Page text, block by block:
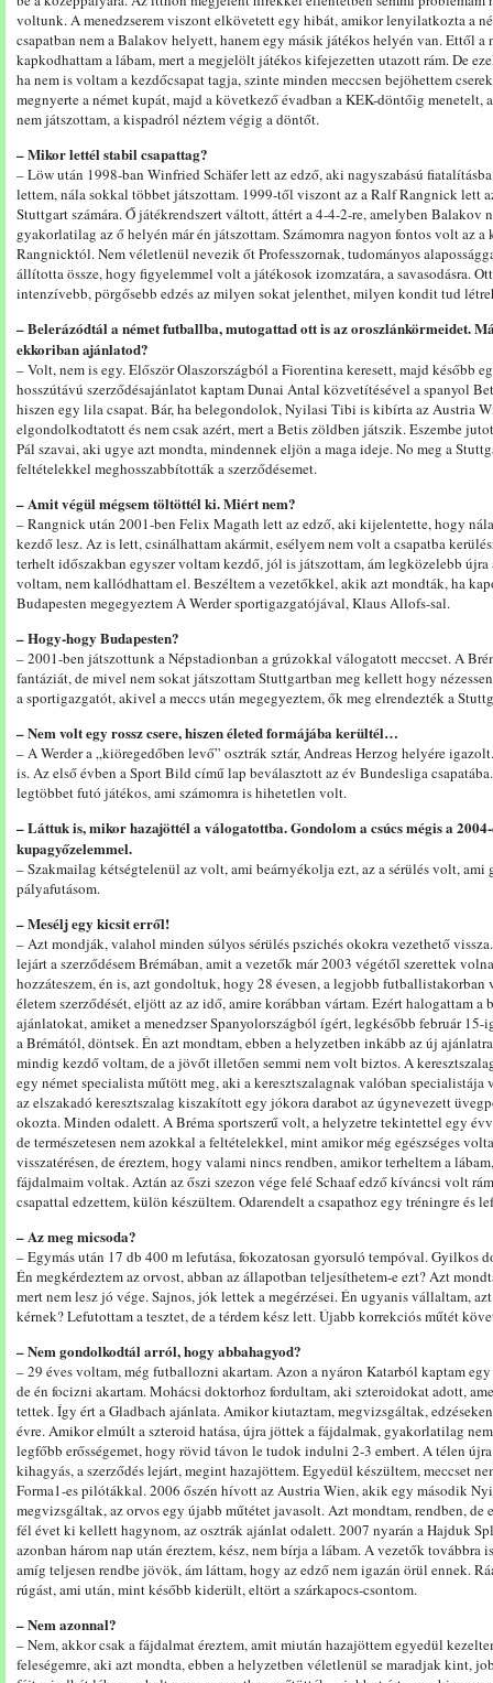
voltunk. A menedzserem viszont elkövetett egy hibát, amikor lenyilatkozta a
csapatban nem a Balakov helyett, hanem egy másik játékos helyén van. Ettől
kapkodhattam a lábam, mert a megjelölt játékos kifejezetten utazott rám. De
ha nem is voltam a kezdőcsapat tagja, szinte minden meccsen bejöhettem
megnyerte a német kupát, majd a következő évadban a KEK-döntőig menetelt,
nem játszottam, a kispadról néztem végig a döntőt.
– Mikor lettél stabil csapattag?
– Löw után 1998-ban Winfried Schäfer lett az edző, aki nagyszabású
lettem, nála sokkal többet játszottam. 1999-től viszont az a Ralf Rangnick lett
Stuttgart számára. Ő játékrendszert váltott, áttért a 4-4-2-re, amelyben Balakov
gyakorlatilag az ő helyén már én játszottam. Számomra nagyon fontos volt az
Rangnicktól. Nem véletlenül nevezik őt Professzornak, tudományos
állította össze, hogy figyelemmel volt a játékosok izomzatára, a savasodásra.
intenzívebb, pörgősebb edzés az milyen sokat jelenthet, milyen kondit tud
– Belerázódtál a német futballba, mutogattad ott is az oroszlánkörmeidet.
ekkoriban ajánlatod?
– Volt, nem is egy. Először Olaszországból a Fiorentina keresett, majd később
hosszútávú szerződésajánlatot kaptam Dunai Antal közvetítésével a spanyol
hiszen egy lila csapat. Bár, ha belegondolok, Nyilasi Tibi is kibírta az Austria
elgondolkodtatott és nem csak azért, mert a Betis zöldben játszik. Eszembe
Pál szavai, aki ugye azt mondta, mindennek eljön a maga ideje. No meg a
feltételekkel meghosszabbították a szerződésemet.
– Amit végül mégsem töltöttél ki. Miért nem?
– Rangnick után 2001-ben Felix Magath lett az edző, aki kijelentette, hogy
kezdő lesz. Az is lett, csinálhattam akármit, esélyem nem volt a csapatba
terhelt időszakban egyszer voltam kezdő, jól is játszottam, ám legközelebb
voltam, nem kallódhattam el. Beszéltem a vezetőkkel, akik azt mondták, ha
Budapesten megegyeztem A Werder sportigazgatójával, Klaus Allofs-sal.
– Hogy-hogy Budapesten?
– 2001-ben játszottunk a Népstadionban a grúzokkal válogatott meccset. A
fantáziát, de mivel nem sokat játszottam Stuttgartban meg kellett hogy
a sportigazgatót, akivel a meccs után megegyeztem, ők meg elrendezték a
– Nem volt egy rossz csere, hiszen életed formájába kerültél…
– A Werder a „kiöregedőben levő” osztrák sztár, Andreas Herzog helyére
is. Az első évben a Sport Bild című lap beválasztott az év Bundesliga
legtöbbet futó játékos, ami számomra is hihetetlen volt.
– Láttuk is, mikor hazajöttél a válogatottba. Gondolom a csúcs mégis a
kupagyőzelemmel.
– Szakmailag kétségtelenül az volt, ami beárnyékolja ezt, az a sérülés volt,
pályafutásom.
– Mesélj egy kicsit erről!
– Azt mondják, valahol minden súlyos sérülés pszichés okokra vezethető
lejárt a szerződésem Brémában, amit a vezetők már 2003 végétől szerettek
hozzáteszem, én is, azt gondoltuk, hogy 28 évesen, a legjobb futballistakorban
életem szerződését, eljött az az idő, amire korábban vártam. Ezért halogattam a
ajánlatokat, amiket a menedzser Spanyolországból ígért, legkésőbb február
a Brémától, döntsek. Én azt mondtam, ebben a helyzetben inkább az új
mindig kezdő voltam, de a jövőt illetően semmi nem volt biztos. A
egy német specialista műtött meg, aki a keresztszalagnak valóban specialistája
az elszakadó keresztszalag kiszakított egy jókora darabot az úgynevezett
okozta. Minden odalett. A Bréma sportszerű volt, a helyzetre tekintettel egy
de természetesen nem azokkal a feltételekkel, mint amikor még egészséges
visszatérésen, de éreztem, hogy valami nincs rendben, amikor terheltem a
fájdalmaim voltak. Aztán az őszi szezon vége felé Schaaf edző kíváncsi volt
csapattal edzettem, külön készültem. Odarendelt a csapathoz egy tréningre és
– Az meg micsoda?
– Egymás után 17 db 400 m lefutása, fokozatosan gyorsuló tempóval. Gyilkos
Én megkérdeztem az orvost, abban az állapotban teljesíthetem-e ezt? Azt
mert nem lesz jó vége. Sajnos, jók lettek a megérzései. Én ugyanis vállaltam,
kérnek? Lefutottam a tesztet, de a térdem kész lett. Újabb korrekciós műtét
– Nem gondolkodtál arról, hogy abbahagyod?
– 29 éves voltam, még futballozni akartam. Azon a nyáron Katarból kaptam
de én focizni akartam. Mohácsi doktorhoz fordultam, aki szteroidokat adott,
tettek. Így ért a Gladbach ajánlata. Amikor kiutaztam, megvizsgáltak,
évre. Amikor elmúlt a szteroid hatása, újra jöttek a fájdalmak, gyakorlatilag
legfőbb erősségemet, hogy rövid távon le tudok indulni 2-3 embert. A télen
kihagyás, a szerződés lejárt, megint hazajöttem. Egyedül készültem, meccset
Forma1-es pilótákkal. 2006 őszén hívott az Austria Wien, akik egy második
megvizsgáltak, az orvos egy újabb műtétet javasolt. Azt mondtam, rendben, de
fél évet ki kellett hagynom, az osztrák ajánlat odalett. 2007 nyarán a Hajduk
azonban három nap után éreztem, kész, nem bírja a lábam. A vezetők továbbra
amíg teljesen rendbe jövök, ám láttam, hogy az edző nem igazán örül ennek.
rúgást, ami után, mint később kiderült, eltört a szárkapocs-csontom.
– Nem azonnal?
– Nem, akkor csak a fájdalmat éreztem, amit miután hazajöttem egyedül
feleségemre, aki azt mondta, ebben a helyzetben véletlenül se maradjak kint,